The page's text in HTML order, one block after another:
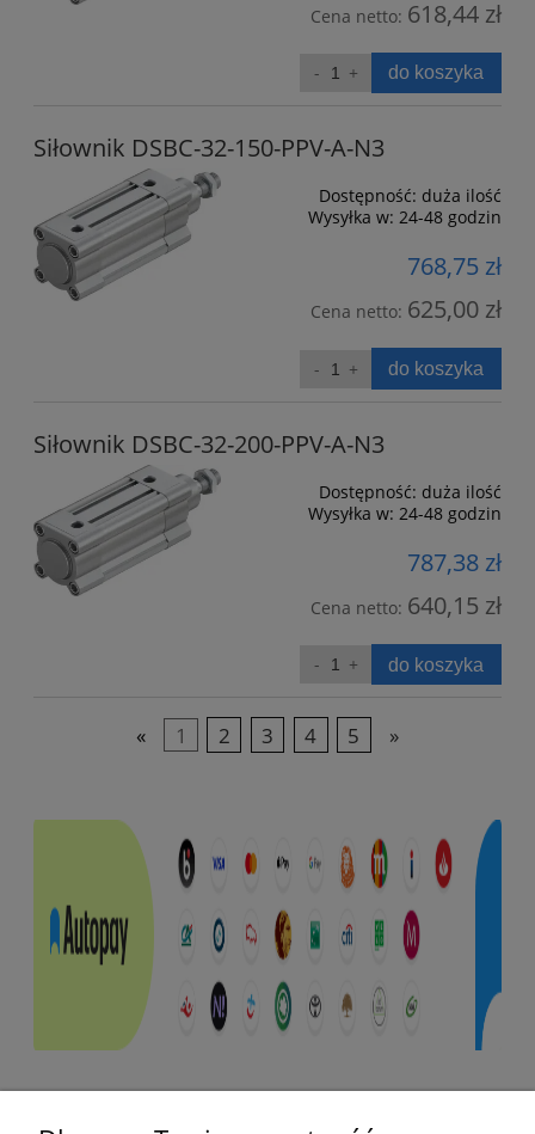
Cena netto: 618,44 zł
do koszyka
Siłownik DSBC-32-150-PPV-A-N3
Dostępność: duża ilość
Wysyłka w: 24-48 godzin
768,75 zł
Cena netto: 625,00 zł
do koszyka
Siłownik DSBC-32-200-PPV-A-N3
Dostępność: duża ilość
Wysyłka w: 24-48 godzin
787,38 zł
Cena netto: 640,15 zł
do koszyka
« 1 2 3 4 5 »